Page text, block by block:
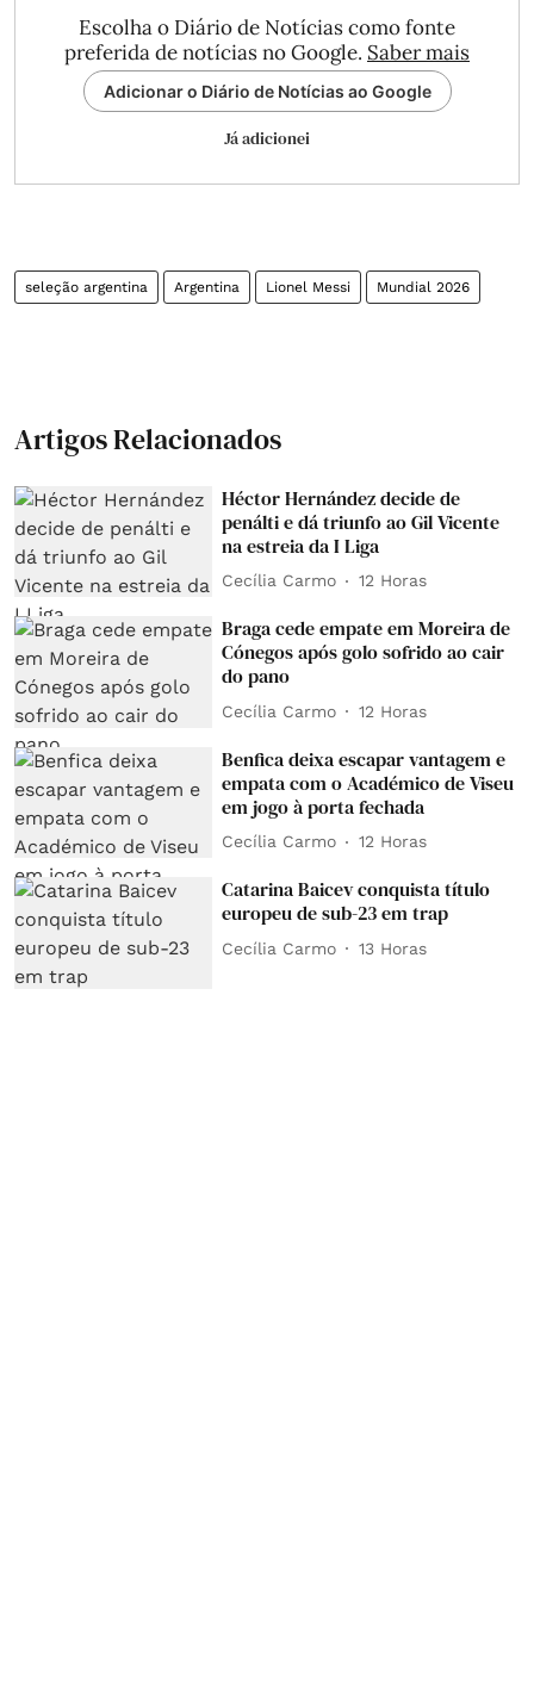
Escolha o Diário de Notícias como fonte
preferida de notícias no Google. Saber mais
Adicionar o Diário de Notícias ao Google
Já adicionei
seleção argentina Argentina Lionel Messi Mundial 2026
Artigos Relacionados
Héctor Hernández decide de
penálti e dá triunfo ao Gil Vicente
na estreia da I Liga
Cecília Carmo 12 Horas
Braga cede empate em Moreira de
Cónegos após golo sofrido ao cair
do pano
Cecília Carmo 12 Horas
Benfica deixa escapar vantagem e
empata com o Académico de Viseu
em jogo à porta fechada
Cecília Carmo 12 Horas
Catarina Baicev conquista título
europeu de sub-23 em trap
Cecília Carmo 13 Horas